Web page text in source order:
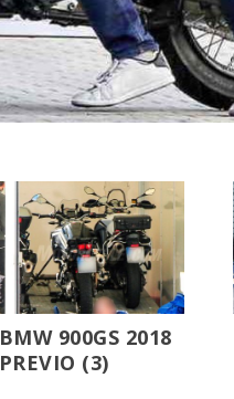
BMW 900GS 2018
PREVIO (3)